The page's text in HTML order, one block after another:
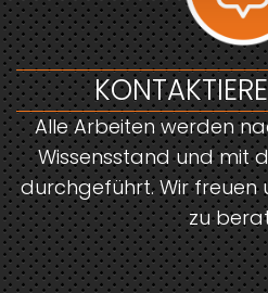
Alle Arbeiten werden
Wissensstand und mit
durchgeführt. Wir freuen
zu